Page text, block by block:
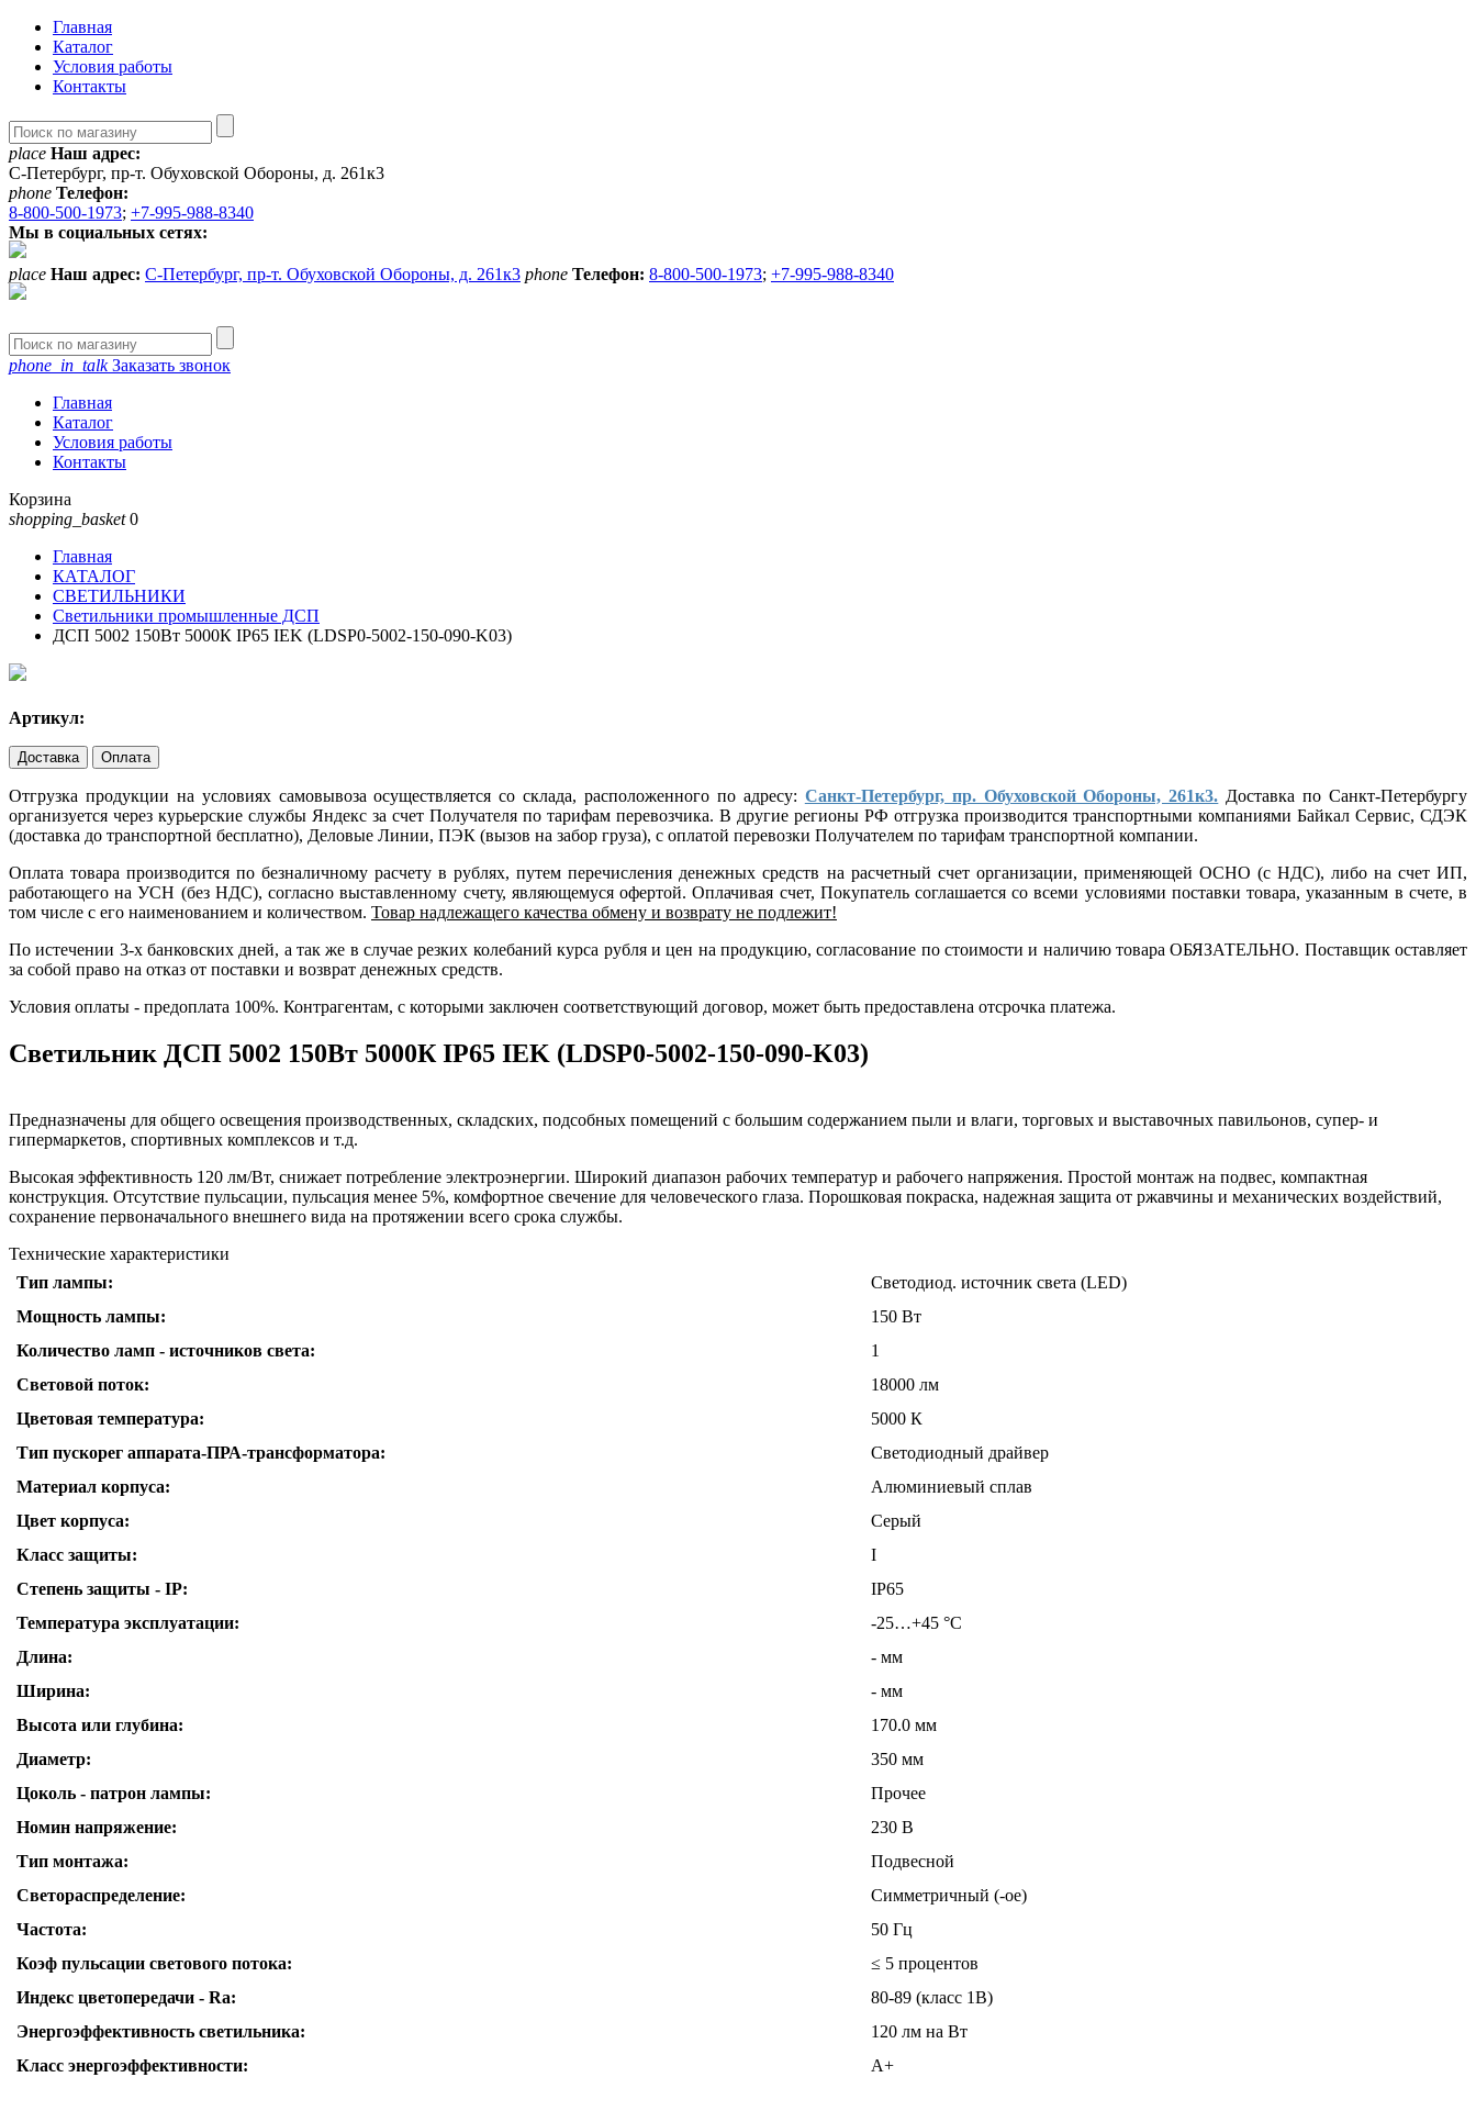
Главная
Каталог
Условия работы
Контакты
place Наш адрес:
С-Петербург, пр-т. Обуховской Обороны, д. 261к3
phone Телефон:
8-800-500-1973; +7-995-988-8340
Мы в социальных сетях:
place Наш адрес: С-Петербург, пр-т. Обуховской Обороны, д. 261к3 phone Телефон: 8-800-500-1973; +7-995-988-8340
phone_in_talkЗаказать звонок
Главная
Каталог
Условия работы
Контакты
Корзина
shopping_basket 0
Главная
КАТАЛОГ
СВЕТИЛЬНИКИ
Светильники промышленные ДСП
ДСП 5002 150Вт 5000К IP65 IEK (LDSP0-5002-150-090-K03)
Артикул:
Доставка Оплата
Отгрузка продукции на условиях самовывоза осуществляется со склада, расположенного по адресу: Санкт-Петербург, пр. Обуховской Обороны, 261к3. Доставка по Санкт-Петербургу
организуется через курьерские службы Яндекс за счет Получателя по тарифам перевозчика. В другие регионы РФ отгрузка производится транспортными компаниями Байкал Сервис, СДЭК
(доставка до транспортной бесплатно), Деловые Линии, ПЭК (вызов на забор груза), с оплатой перевозки Получателем по тарифам транспортной компании.
Оплата товара производится по безналичному расчету в рублях, путем перечисления денежных средств на расчетный счет организации, применяющей ОСНО (с НДС), либо на счет ИП,
работающего на УСН (без НДС), согласно выставленному счету, являющемуся офертой. Оплачивая счет, Покупатель соглашается со всеми условиями поставки товара, указанным в счете, в
том числе с его наименованием и количеством. Товар надлежащего качества обмену и возврату не подлежит!
По истечении 3-х банковских дней, а так же в случае резких колебаний курса рубля и цен на продукцию, согласование по стоимости и наличию товара ОБЯЗАТЕЛЬНО. Поставщик оставляет
за собой право на отказ от поставки и возврат денежных средств.
Условия оплаты - предоплата 100%. Контрагентам, с которыми заключен соответствующий договор, может быть предоставлена отсрочка платежа.
Светильник ДСП 5002 150Вт 5000К IP65 IEK (LDSP0-5002-150-090-K03)
Предназначены для общего освещения производственных, складских, подсобных помещений с большим содержанием пыли и влаги, торговых и выставочных павильонов, супер- и
гипермаркетов, спортивных комплексов и т.д.
Высокая эффективность 120 лм/Вт, снижает потребление электроэнергии. Широкий диапазон рабочих температур и рабочего напряжения. Простой монтаж на подвес, компактная
конструкция. Отсутствие пульсации, пульсация менее 5%, комфортное свечение для человеческого глаза. Порошковая покраска, надежная защита от ржавчины и механических воздействий,
сохранение первоначального внешнего вида на протяжении всего срока службы.
Технические характеристики
Тип лампы:
Светодиод. источник света (LED)
Мощность лампы:
150 Вт
Количество ламп - источников света:
1
Световой поток:
18000 лм
Цветовая температура:
5000 К
Тип пускорег аппарата-ПРА-трансформатора:
Светодиодный драйвер
Материал корпуса:
Алюминиевый сплав
Цвет корпуса:
Серый
Класс защиты:
I
Степень защиты - IP:
IP65
Температура эксплуатации:
-25…+45 °C
Длина:
- мм
Ширина:
- мм
Высота или глубина:
170.0 мм
Диаметр:
350 мм
Цоколь - патрон лампы:
Прочее
Номин напряжение:
230 В
Тип монтажа:
Подвесной
Светораспределение:
Симметричный (-ое)
Частота:
50 Гц
Коэф пульсации светового потока:
≤ 5 процентов
Индекс цветопередачи - Ra:
80-89 (класс 1B)
Энергоэффективность светильника:
120 лм на Вт
Класс энергоэффективности:
A+